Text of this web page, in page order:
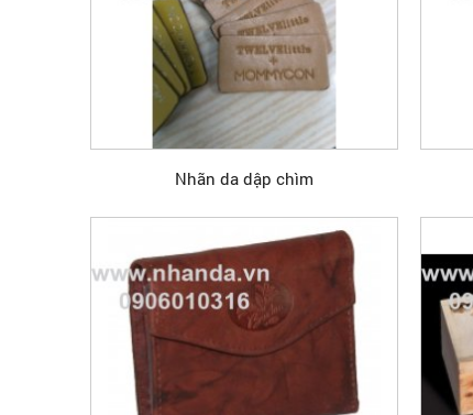
Nhãn da dập chìm